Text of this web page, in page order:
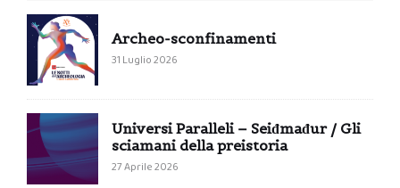
Archeo-sconfinamenti
31 Luglio 2026
Universi Paralleli – Seiđmađur / Gli
sciamani della preistoria
27 Aprile 2026